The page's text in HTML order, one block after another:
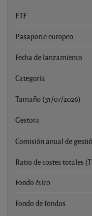
ETF
Pasaporte europeo
Fecha de lanzamiento
Categoría
Tamaño (31/07/2026)
Gestora
Comisión anual de
Ratio de costes totales
Fondo ético
Fondo de fondos